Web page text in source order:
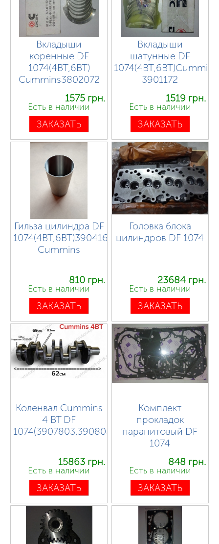
Вкладыши
коренные DF
1074(4BT,6BT)
Cummins3802072
1575 грн.
Есть в наличии
ЗАКАЗАТЬ
Вкладыши
шатунные DF
1074(4BT,6BT)Cummins
3901172
1519 грн.
Есть в наличии
ЗАКАЗАТЬ
Гильза цилиндра DF
1074(4BT,6BT)3904166
Cummins
810 грн.
Есть в наличии
ЗАКАЗАТЬ
Головка блока
цилиндров DF 1074
23684 грн.
Есть в наличии
ЗАКАЗАТЬ
Коленвал Cummins
4 BT DF
1074(3907803.3908031.3903827)
15863 грн.
Есть в наличии
ЗАКАЗАТЬ
Комплект
прокладок
паранитовый DF
1074
848 грн.
Есть в наличии
ЗАКАЗАТЬ